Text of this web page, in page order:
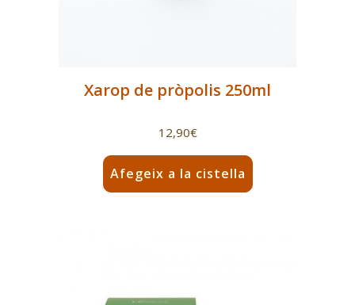
Xarop de pròpolis 250ml
12,90€
Afegeix a la cistella